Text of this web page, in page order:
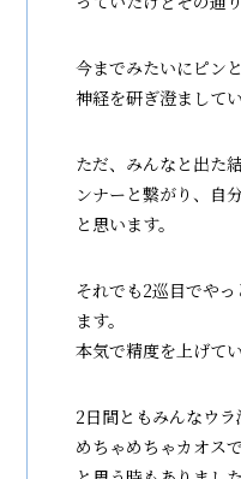
今までみたいにピン
神経を研ぎ澄まして
ただ、みんなと出た
ンナーと繋がり、自
と思います。
それでも2巡目でや
ます。
本気で精度を上げて
2日間ともみんなウラ
めちゃめちゃカオス